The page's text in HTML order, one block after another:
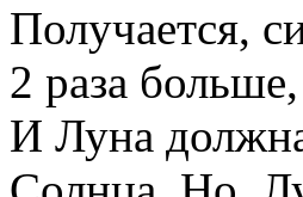
Получается,
2 раза
И Луна